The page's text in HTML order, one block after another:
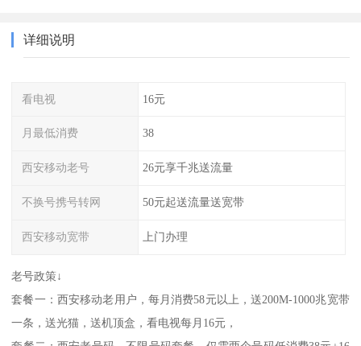
详细说明
看电视 16元
月最低消费 38
西安移动老号 26元享千兆送流量
不换号携号转网 50元起送流量送宽带
西安移动宽带 上门办理
老号政策↓
套餐一：西安移动老用户，每月消费58元以上，送200M-1000兆宽带
一条，送光猫，送机顶盒，看电视每月16元，